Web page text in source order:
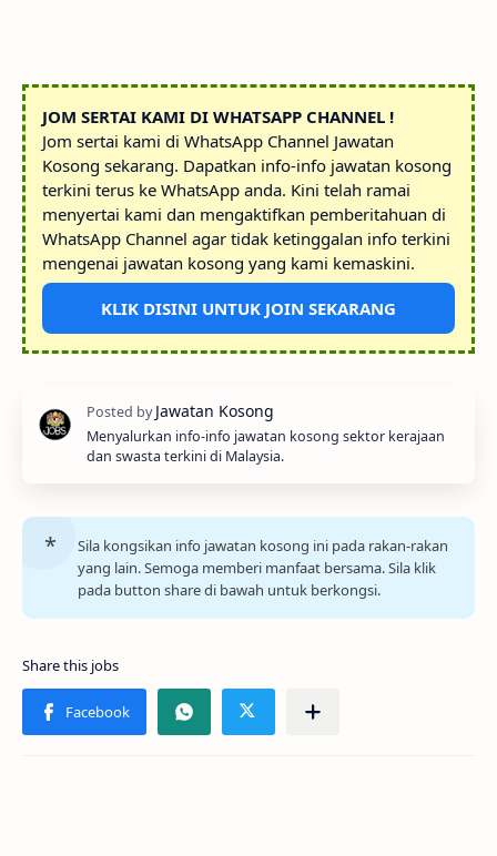
JOM SERTAI KAMI DI WHATSAPP CHANNEL !
Jom sertai kami di WhatsApp Channel Jawatan
Kosong sekarang. Dapatkan info-info jawatan kosong
terkini terus ke WhatsApp anda. Kini telah ramai
menyertai kami dan mengaktifkan pemberitahuan di
WhatsApp Channel agar tidak ketinggalan info terkini
mengenai jawatan kosong yang kami kemaskini.
KLIK DISINI UNTUK JOIN SEKARANG
Menyalurkan info-info jawatan kosong sektor kerajaan
dan swasta terkini di Malaysia.
Sila kongsikan info jawatan kosong ini pada rakan-rakan
yang lain. Semoga memberi manfaat bersama. Sila klik
pada button share di bawah untuk berkongsi.